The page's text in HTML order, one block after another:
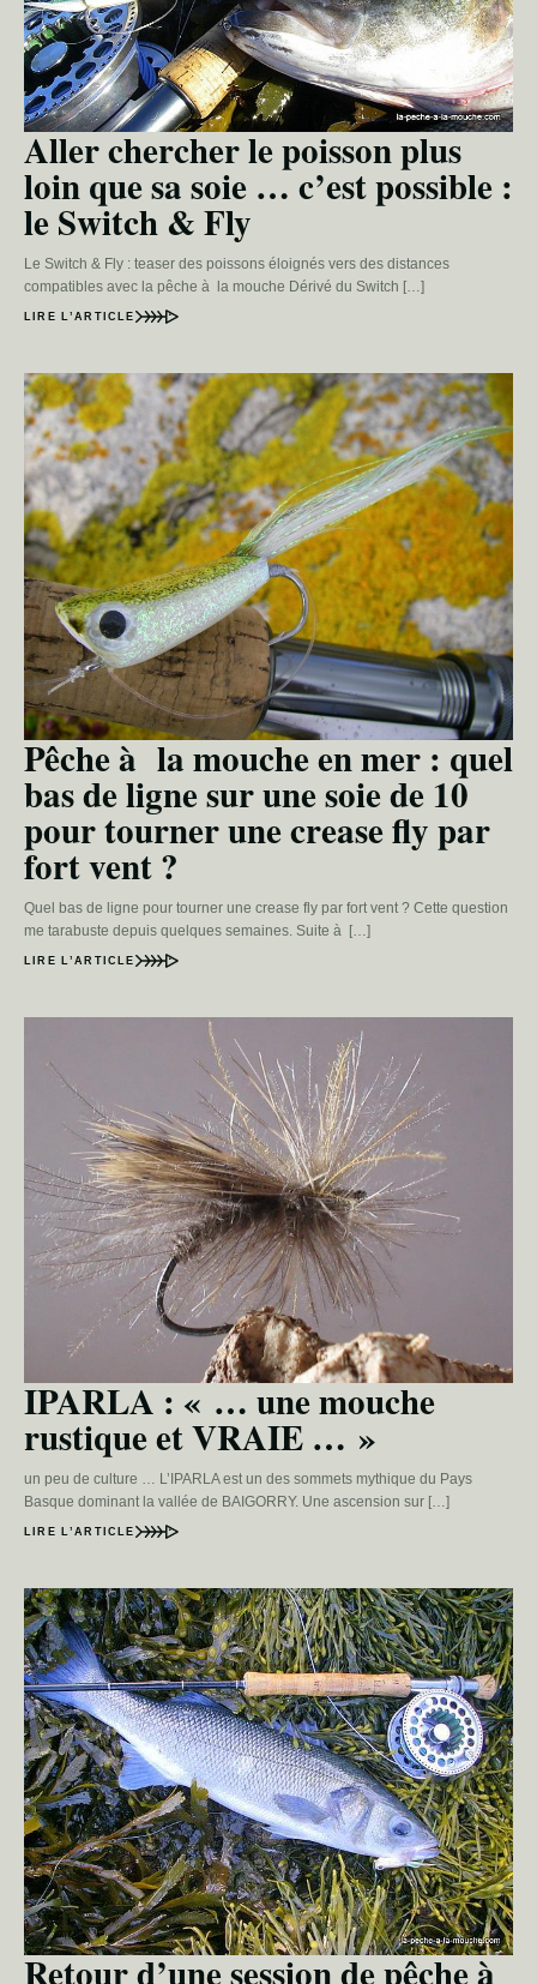
Aller chercher le poisson plus
loin que sa soie … c’est possible :
le Switch & Fly
Le Switch & Fly : teaser des poissons éloignés vers des distances
compatibles avec la pêche à la mouche Dérivé du Switch […]
LIRE L’ARTICLE
Pêche à la mouche en mer : quel
bas de ligne sur une soie de 10
pour tourner une crease fly par
fort vent ?
Quel bas de ligne pour tourner une crease fly par fort vent ? Cette question
me tarabuste depuis quelques semaines. Suite à […]
LIRE L’ARTICLE
IPARLA : « … une mouche
rustique et VRAIE … »
un peu de culture … L’IPARLA est un des sommets mythique du Pays
Basque dominant la vallée de BAIGORRY. Une ascension sur […]
LIRE L’ARTICLE
Retour d’une session de pêche à